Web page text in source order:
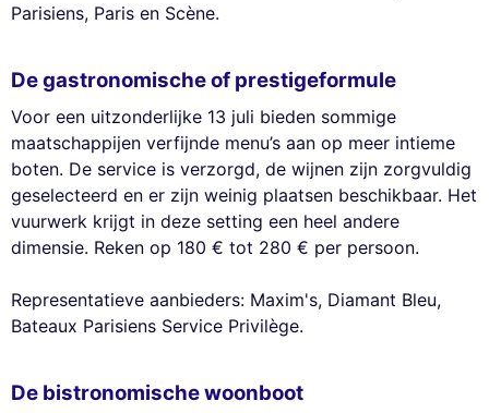
Parisiens, Paris en Scène.
De gastronomische of prestigeformule
Voor een uitzonderlijke 13 juli bieden sommige
maatschappijen verfijnde menu’s aan op meer intieme
boten. De service is verzorgd, de wijnen zijn zorgvuldig
geselecteerd en er zijn weinig plaatsen beschikbaar. Het
vuurwerk krijgt in deze setting een heel andere
dimensie. Reken op 180 € tot 280 € per persoon.
Representatieve aanbieders: Maxim's, Diamant Bleu,
Bateaux Parisiens Service Privilège.
De bistronomische woonboot